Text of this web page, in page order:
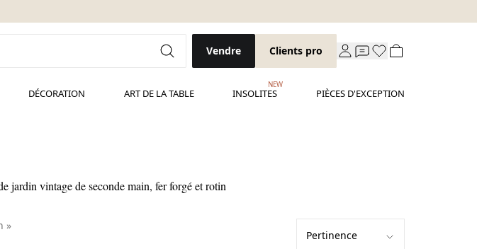
Vendre Clients pro
DÉCORATION ART DE LA TABLE INSOLITES
NEW
PIÈCES D'EXCEPTION
jardin vintage de seconde main, fer forgé et rotin
»